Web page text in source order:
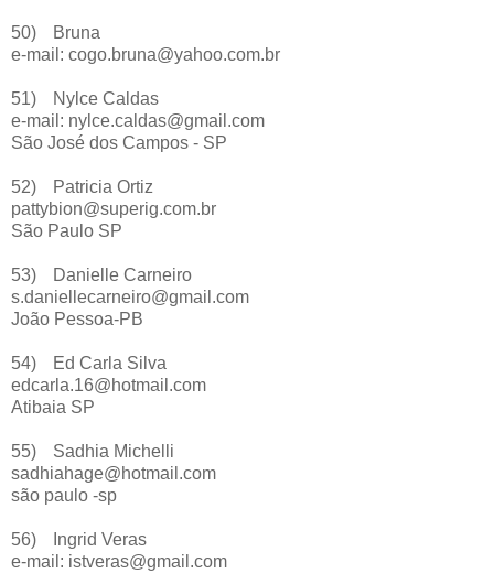
50)
Bruna
e-mail: cogo.bruna@yahoo.com.br
51)
Nylce Caldas
e-mail: nylce.caldas@gmail.com
São José dos Campos - SP
52)
Patricia Ortiz
pattybion@superig.com.br
São Paulo SP
53)
Danielle Carneiro
s.daniellecarneiro@gmail.com
João Pessoa-PB
54)
Ed Carla Silva
edcarla.16@hotmail.com
Atibaia SP
55)
Sadhia Michelli
sadhiahage@hotmail.com
são paulo -sp
56)
Ingrid Veras
e-mail: istveras@gmail.com